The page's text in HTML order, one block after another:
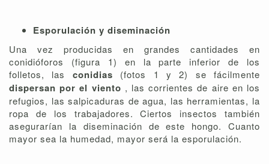
Esporulación y diseminación
Una vez producidas en grandes cantidades en
conidióforos (figura 1) en la parte inferior de los
folletos, las conidias (fotos 1 y 2) se fácilmente
dispersan por el viento , las corrientes de aire en los
refugios, las salpicaduras de agua, las herramientas, la
ropa de los trabajadores. Ciertos insectos también
asegurarían la diseminación de este hongo. Cuanto
mayor sea la humedad, mayor será la esporulación.